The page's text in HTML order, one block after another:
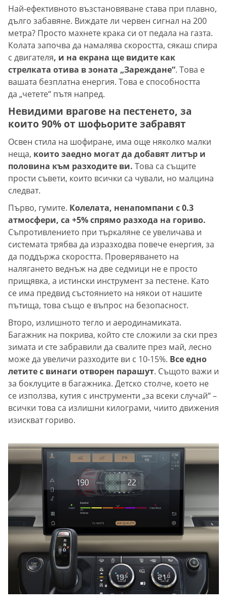
Най-ефективното възстановяване става при плавно,
дълго забавяне. Виждате ли червен сигнал на 200
метра? Просто махнете крака си от педала на газта.
Колата започва да намалява скоростта, сякаш спира
с двигателя, и на екрана ще видите как
стрелката отива в зоната „Зареждане“. Това е
вашата безплатна енергия. Това е способността
да „четете“ пътя напред.
Невидими врагове на пестенето, за
които 90% от шофьорите забравят
Освен стила на шофиране, има още няколко малки
неща, които заедно могат да добавят литър и
половина към разходите ви. Това са същите
прости съвети, които всички са чували, но малцина
следват.
Първо, гумите. Колелата, ненапомпани с 0.3
атмосфери, са +5% спрямо разхода на гориво.
Съпротивлението при търкаляне се увеличава и
системата трябва да изразходва повече енергия, за
да поддържа скоростта. Проверяването на
налягането веднъж на две седмици не е просто
прищявка, а истински инструмент за пестене. Като
се има предвид състоянието на някои от нашите
пътища, това също е въпрос на безопасност.
Второ, излишното тегло и аеродинамиката.
Багажник на покрива, който сте сложили за ски през
зимата и сте забравили да свалите през май, лесно
може да увеличи разходите ви с 10-15%. Все едно
летите с винаги отворен парашут. Същото важи и
за боклуците в багажника. Детско столче, което не
се използва, кутия с инструменти „за всеки случай“ –
всички това са излишни килограми, чиито движения
изискват гориво.